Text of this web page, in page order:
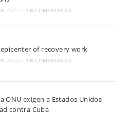
2022 / SIN COMENTARIOS
of recovery work
2022 / SIN COMENTARIOS
ONU exigen a Estados Unidos
contra Cuba